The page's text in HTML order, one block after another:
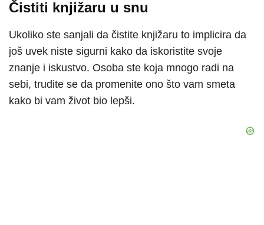
Čistiti knjižaru u snu
Ukoliko ste sanjali da čistite knjižaru to implicira da
još uvek niste sigurni kako da iskoristite svoje
znanje i iskustvo. Osoba ste koja mnogo radi na
sebi, trudite se da promenite ono što vam smeta
kako bi vam život bio lepši.